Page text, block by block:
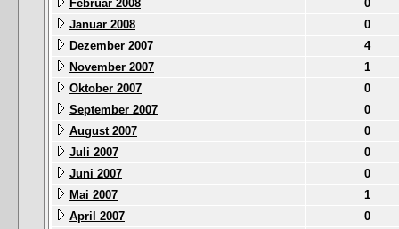
Februar 2008
0
Januar 2008
0
Dezember 2007
4
November 2007
1
Oktober 2007
0
September 2007
0
August 2007
0
Juli 2007
0
Juni 2007
0
Mai 2007
1
April 2007
0